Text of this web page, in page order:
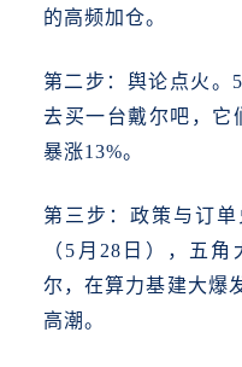
的高频加仓。
第二步：舆论点火。
去买一台戴尔吧，它
暴涨13%。
第三步：政策与订单
（ 5月28日），五角
尔，在算力基建大爆
高潮。